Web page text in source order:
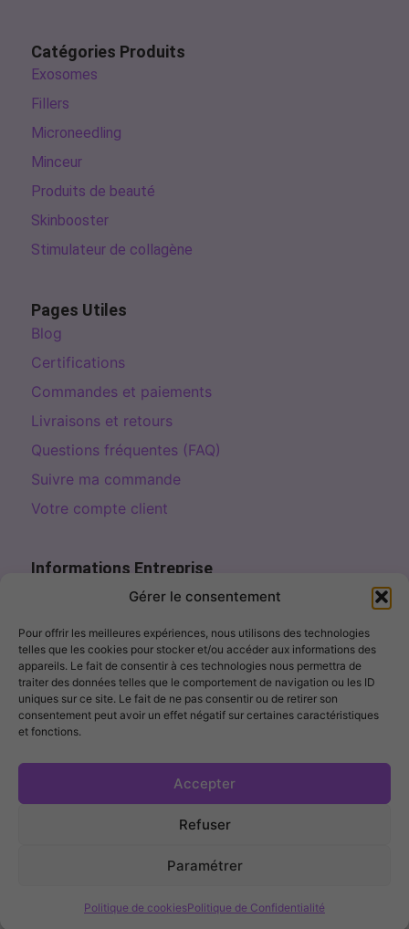
Gérer le consentement
Pour offrir les meilleures expériences, nous utilisons des technologies
telles que les cookies pour stocker et/ou accéder aux informations des
appareils. Le fait de consentir à ces technologies nous permettra de
traiter des données telles que le comportement de navigation ou les ID
uniques sur ce site. Le fait de ne pas consentir ou de retirer son
consentement peut avoir un effet négatif sur certaines caractéristiques
et fonctions.
Accepter
Refuser
Paramétrer
Politique de cookiesPolitique de Confidentialité
NOUVEAUTÉS AIGUILLES APPAREILS CONFORT
Catégories Produits
Exosomes
Fillers
Microneedling
Minceur
Produits de beauté
Skinbooster
Stimulateur de collagène
Pages Utiles
Blog
Certifications
Commandes et paiements
Livraisons et retours
Questions fréquentes (FAQ)
Suivre ma commande
Votre compte client
Informations Entreprise
Page de contact
10% OFF – Sign up!
I agree to receive marketing emails. I can unsubscribe at any
Get My Discount →
Politique de Confidentialité